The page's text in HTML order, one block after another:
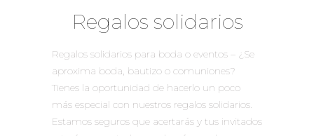
Regalos solidarios
Regalos solidarios para boda o eventos – ¿Se
aproxima boda, bautizo o comuniones?
Tienes la oportunidad de hacerlo un poco
más especial con nuestros regalos solidarios.
Estamos seguros que acertarás y tus invitados